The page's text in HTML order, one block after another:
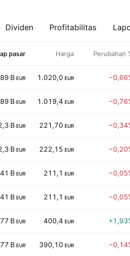
Dividen Profitabilitas
pasar Harga Perubahan
B EUR 1.020,0 EUR
B EUR 1.019,4 EUR
B EUR 221,70 EUR
B EUR 222,15 EUR
B EUR 211,1 EUR
B EUR 211,1 EUR
B EUR 400,4 EUR
B EUR 390,10 EUR